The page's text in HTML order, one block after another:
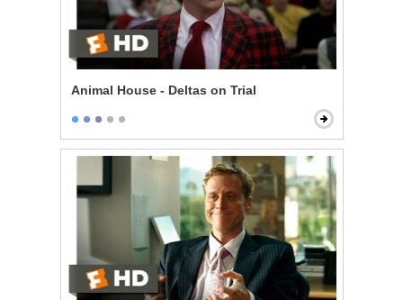
Animal House - Deltas on Trial